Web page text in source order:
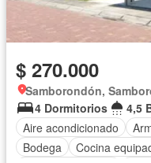
$ 270.000
Samborondón,
4 Dormitorios
4,5
Aire acondicionado
Bodega
Cocina